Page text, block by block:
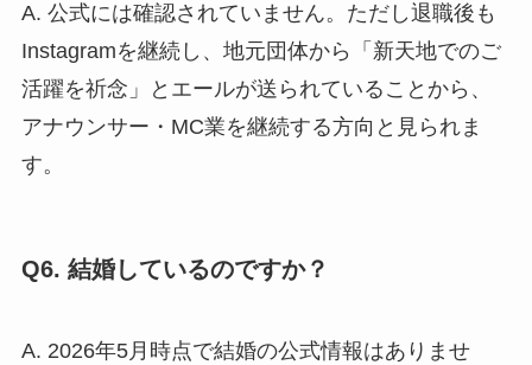
A. 公式には確認されていません。ただし退職後も
Instagramを継続し、地元団体から「新天地でのご
活躍を祈念」とエールが送られていることから、
アナウンサー・MC業を継続する方向と見られま
す。
Q6. 結婚しているのですか？
A. 2026年5月時点で結婚の公式情報はありませ